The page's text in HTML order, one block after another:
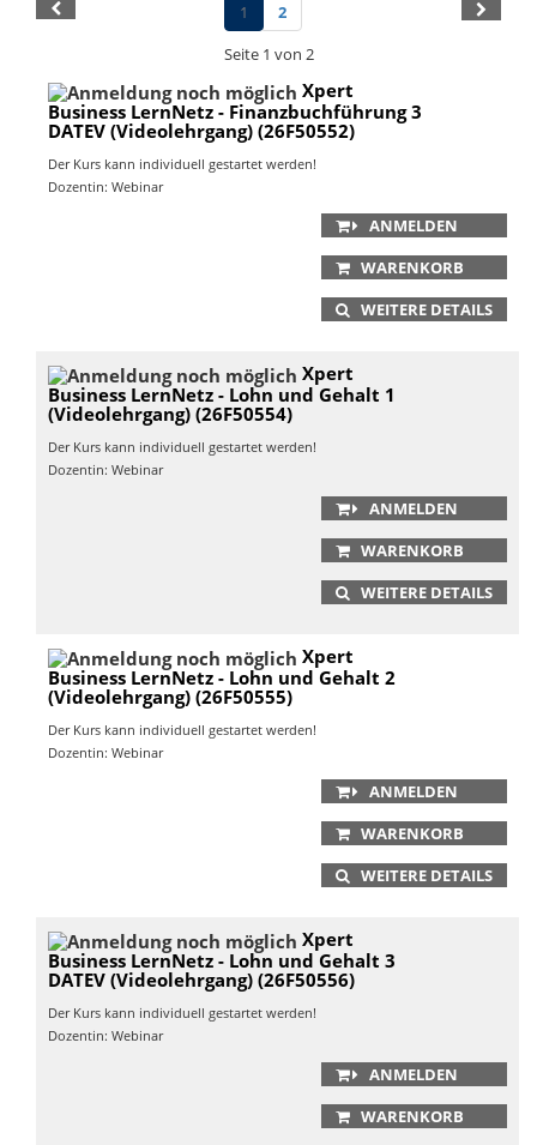
1
2
Seite 1 von 2
Xpert
Business LernNetz - Finanzbuchführung 3
DATEV (Videolehrgang) (26F50552)
Der Kurs kann individuell gestartet werden!
Dozentin: Webinar
ANMELDEN
WARENKORB
WEITERE DETAILS
Xpert
Business LernNetz - Lohn und Gehalt 1
(Videolehrgang) (26F50554)
Der Kurs kann individuell gestartet werden!
Dozentin: Webinar
ANMELDEN
WARENKORB
WEITERE DETAILS
Xpert
Business LernNetz - Lohn und Gehalt 2
(Videolehrgang) (26F50555)
Der Kurs kann individuell gestartet werden!
Dozentin: Webinar
ANMELDEN
WARENKORB
WEITERE DETAILS
Xpert
Business LernNetz - Lohn und Gehalt 3
DATEV (Videolehrgang) (26F50556)
Der Kurs kann individuell gestartet werden!
Dozentin: Webinar
ANMELDEN
WARENKORB